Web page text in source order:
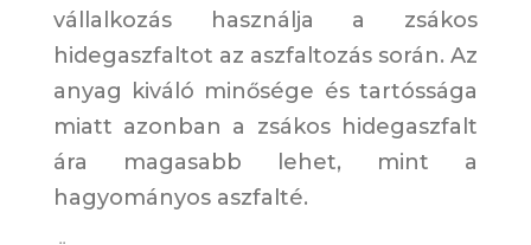
vállalkozás használja a zsákos
hidegaszfaltot az aszfaltozás során. Az
anyag kiváló minősége és tartóssága
miatt azonban a zsákos hidegaszfalt
ára magasabb lehet, mint a
hagyományos aszfalté.